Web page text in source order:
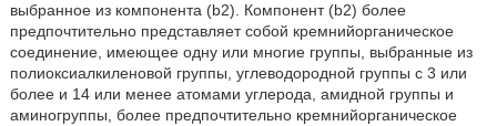
выбранное из компонента (b2). Компонент (b2) более
предпочтительно представляет собой кремнийорганическое
соединение, имеющее одну или многие группы, выбранные из
полиоксиалкиленовой группы, углеводородной группы с 3 или
более и 14 или менее атомами углерода, амидной группы и
аминогруппы, более предпочтительно кремнийорганическое